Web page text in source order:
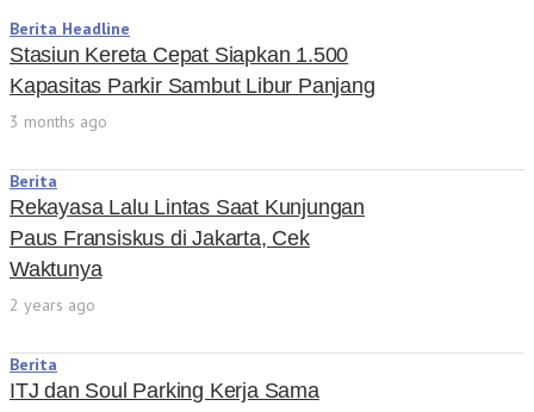
Berita Headline
Stasiun Kereta Cepat Siapkan 1.500
Kapasitas Parkir Sambut Libur Panjang
3 months ago
Berita
Rekayasa Lalu Lintas Saat Kunjungan
Paus Fransiskus di Jakarta, Cek
Waktunya
2 years ago
Berita
ITJ dan Soul Parking Kerja Sama